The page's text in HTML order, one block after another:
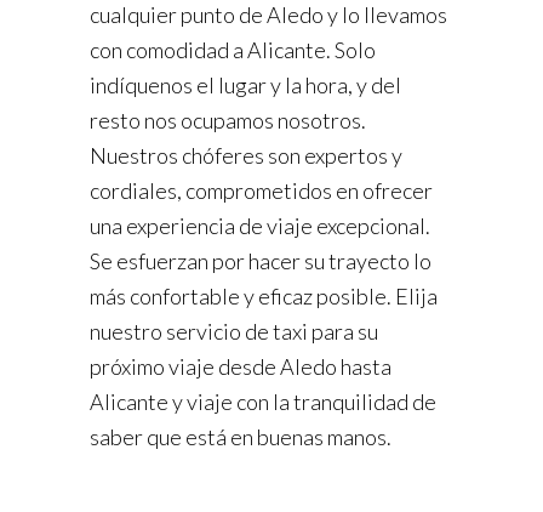
cualquier punto de Aledo y lo llevamos
con comodidad a Alicante. Solo
indíquenos el lugar y la hora, y del
resto nos ocupamos nosotros.
Nuestros chóferes son expertos y
cordiales, comprometidos en ofrecer
una experiencia de viaje excepcional.
Se esfuerzan por hacer su trayecto lo
más confortable y eficaz posible. Elija
nuestro servicio de taxi para su
próximo viaje desde Aledo hasta
Alicante y viaje con la tranquilidad de
saber que está en buenas manos.